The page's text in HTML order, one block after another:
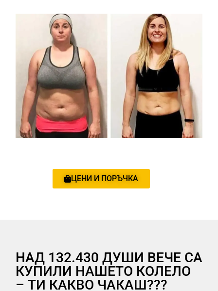
ЦЕНИ И ПОРЪЧКА
НАД 132.430 ДУШИ ВЕЧЕ СА
КУПИЛИ НАШЕТО КОЛЕЛО
– ТИ КАКВО ЧАКАШ???